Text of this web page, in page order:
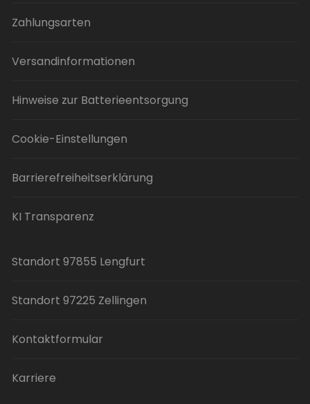
Zahlungsarten
Versandinformationen
Hinweise zur Batterieentsorgung
Cookie-Einstellungen
Barrierefreiheitserklärung
KI Transparenz
Standort 97855 Lengfurt
Standort 97225 Zellingen
Kontaktformular
Karriere